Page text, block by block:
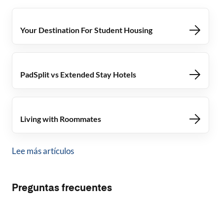
Your Destination For Student Housing
PadSplit vs Extended Stay Hotels
Living with Roommates
Lee más artículos
Preguntas frecuentes